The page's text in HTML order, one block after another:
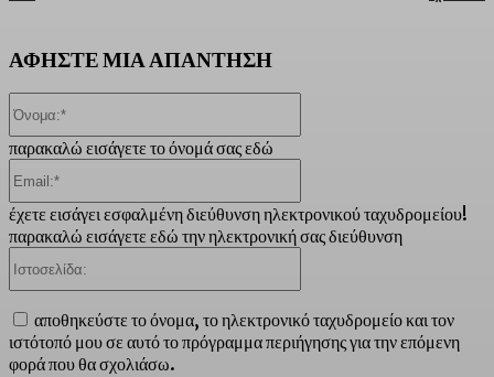
ΑΦΗΣΤΕ ΜΙΑ ΑΠΑΝΤΗΣΗ
παρακαλώ εισάγετε το όνομά σας εδώ
έχετε εισάγει εσφαλμένη διεύθυνση ηλεκτρονικού ταχυδρομείου!
παρακαλώ εισάγετε εδώ την ηλεκτρονική σας διεύθυνση
αποθηκεύστε το όνομα, το ηλεκτρονικό ταχυδρομείο και τον
ιστότοπό μου σε αυτό το πρόγραμμα περιήγησης για την επόμενη
φορά που θα σχολιάσω.